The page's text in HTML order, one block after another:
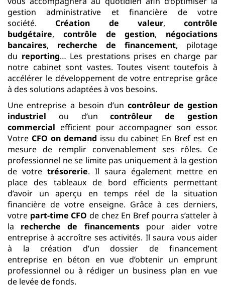
gestion administrative et financière de votre
société.Création de valeur, contrôle
budgétaire, contrôle de gestion, négociations
bancaires, recherche de financement, pilotage
du reporting… Les prestations prises en charge par
notre cabinet sont vastes. Toutes visent toutefois à
accélérer le développement de votre entreprise grâce
à des solutions adaptées à vos besoins.
Une entreprise a besoin d’uncontrôleur de gestion
industriel ou d’uncontrôleur de gestion
commercial efficient pour accompagner son essor.
Votre CFO on demand issu du cabinet En Bref est en
mesure de remplir convenablement ses rôles. Ce
professionnel ne se limite pas uniquement à la gestion
de votre trésorerie. Il saura également mettre en
place des tableaux de bord efficients permettant
d’avoir un aperçu en temps réel de la situation
financière de votre enseigne. Grâce à ces derniers,
votre part-time CFO de chez En Bref pourra s’atteler à
la recherche de financementspour aider votre
entreprise à accroître ses activités. Il saura vous aider
à la création d’un dossier de financement
entreprise en béton en vue d’obtenir un emprunt
professionnel ou à rédiger un business plan en vue
de levée de fonds.